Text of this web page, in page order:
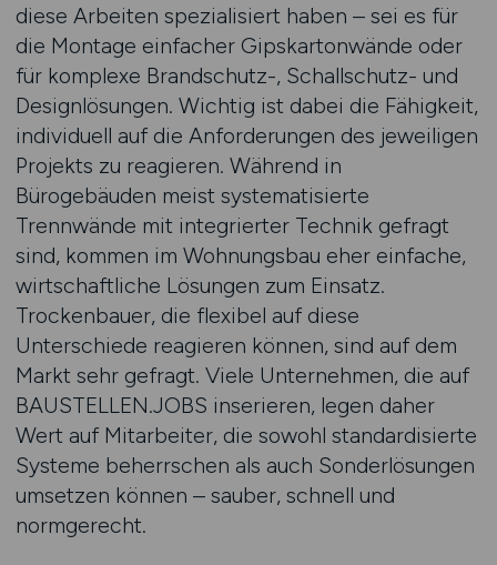
diese Arbeiten spezialisiert haben – sei es für
die Montage einfacher Gipskartonwände oder
für komplexe Brandschutz-, Schallschutz- und
Designlösungen. Wichtig ist dabei die Fähigkeit,
individuell auf die Anforderungen des jeweiligen
Projekts zu reagieren. Während in
Bürogebäuden meist systematisierte
Trennwände mit integrierter Technik gefragt
sind, kommen im Wohnungsbau eher einfache,
wirtschaftliche Lösungen zum Einsatz.
Trockenbauer, die flexibel auf diese
Unterschiede reagieren können, sind auf dem
Markt sehr gefragt. Viele Unternehmen, die auf
BAUSTELLEN.JOBS inserieren, legen daher
Wert auf Mitarbeiter, die sowohl standardisierte
Systeme beherrschen als auch Sonderlösungen
umsetzen können – sauber, schnell und
normgerecht.